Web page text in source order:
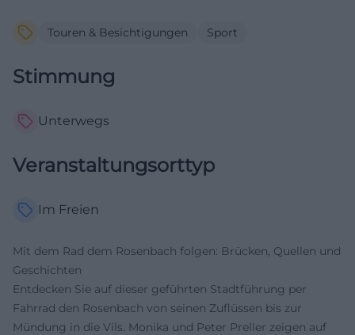
Touren & Besichtigungen Sport
Stimmung
Unterwegs
Veranstaltungsorttyp
Im Freien
Mit dem Rad dem Rosenbach folgen: Brücken, Quellen und
Geschichten
Entdecken Sie auf dieser geführten Stadtführung per
Fahrrad den Rosenbach von seinen Zuflüssen bis zur
Mündung in die Vils. Monika und Peter Preller zeigen auf